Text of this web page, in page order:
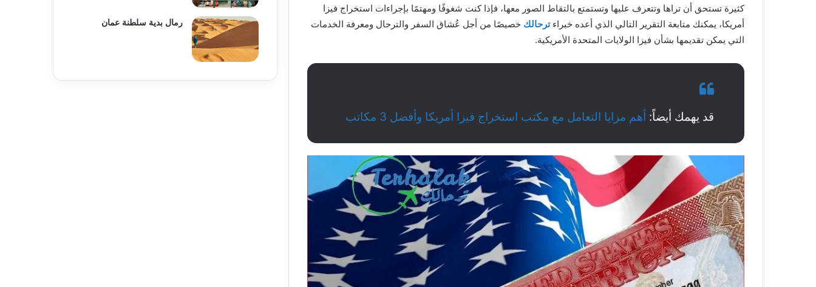
كثيرة تستحق أن تراها وتتعرف عليها وتستمتع بالتقاط الصور معها، فإذا كنت شغوفًا ومهتمًا بإجراءات استخراج فيزا
أمريكا، يمكنك متابعة التقرير التالي الذي أعده خبراءترحالك خصيصًا من أجل عُشاق السفر والترحال ومعرفة الخدمات
التي يمكن تقديمها بشأن فيزا الولايات المتحدة الأمريكية.
قد يهمك أيضاً: أهم مزايا التعامل مع مكتب استخراج فيزا أمريكا وأفضل 3 مكاتب
رمال بدية سلطنة عمان